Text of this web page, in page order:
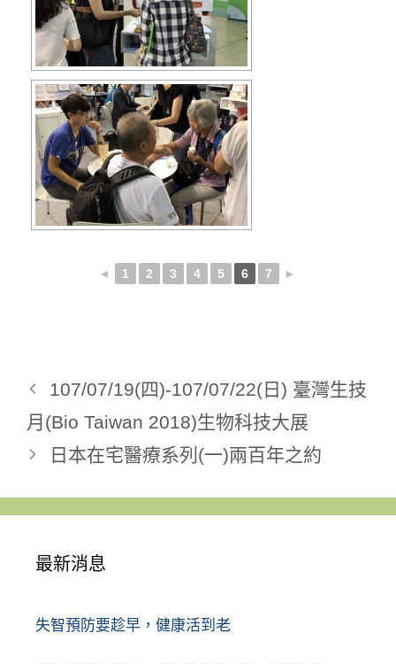
◄ 1 2 3 4 5 6 7 ►
107/07/19(四)-107/07/22(日) 臺灣生技
月(Bio Taiwan 2018)生物科技大展
日本在宅醫療系列(一)兩百年之約
最新消息
失智預防要趁早，健康活到老